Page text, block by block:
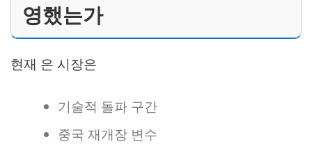
영했는가
현재 은 시장은
기술적 돌파 구간
중국 재개장 변수